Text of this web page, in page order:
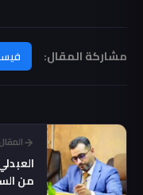
مشاركة المقال:
من